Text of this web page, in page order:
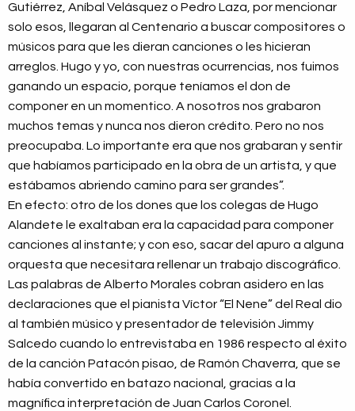
Gutiérrez, Aníbal Velásquez o Pedro Laza, por mencionar
solo esos, llegaran al Centenario a buscar compositores o
músicos para que les dieran canciones o les hicieran
arreglos. Hugo y yo, con nuestras ocurrencias, nos fuimos
ganando un espacio, porque teníamos el don de
componer en un momentico. A nosotros nos grabaron
muchos temas y nunca nos dieron crédito. Pero no nos
preocupaba. Lo importante era que nos grabaran y sentir
que habíamos participado en la obra de un artista, y que
estábamos abriendo camino para ser grandes”.
En efecto: otro de los dones que los colegas de Hugo
Alandete le exaltaban era la capacidad para componer
canciones al instante; y con eso, sacar del apuro a alguna
orquesta que necesitara rellenar un trabajo discográfico.
Las palabras de Alberto Morales cobran asidero en las
declaraciones que el pianista Víctor “El Nene” del Real dio
al también músico y presentador de televisión Jimmy
Salcedo cuando lo entrevistaba en 1986 respecto al éxito
de la canción Patacón pisao, de Ramón Chaverra, que se
había convertido en batazo nacional, gracias a la
magnífica interpretación de Juan Carlos Coronel.